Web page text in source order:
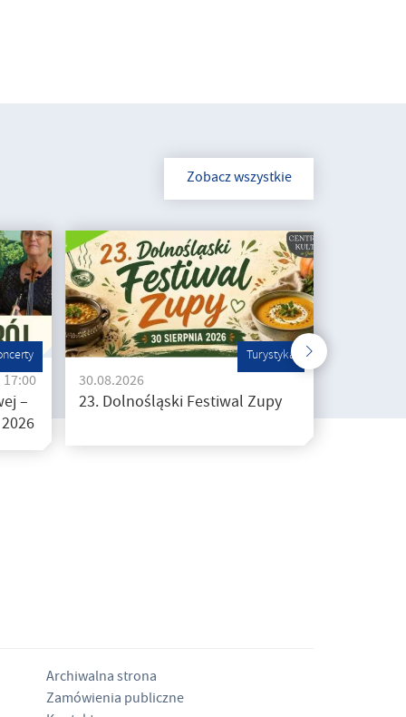
Zobacz wszystkie
–
Turystyka
30.08.2026
23. Dolnośląski Festiwal Zupy
Archiwalna strona
Zamówienia publiczne